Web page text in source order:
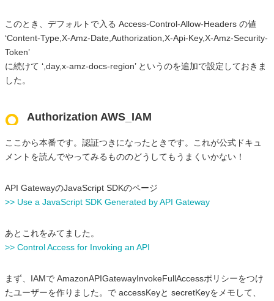
このとき、デフォルトで入る Access-Control-Allow-Headers の値
‘Content-Type,X-Amz-Date,Authorization,X-Api-Key,X-Amz-Security-
Token’
に続けて ‘,day,x-amz-docs-region’ というのを追加で設定しておきま
した。
Authorization AWS_IAM
ここから本番です。認証つきになったときです。これが公式ドキュ
メントを読んでやってみるもののどうしてもうまくいかない！
API GatewayのJavaScript SDKのページ
>> Use a JavaScript SDK Generated by API Gateway
あとこれをみてました。
>> Control Access for Invoking an API
まず、IAMで AmazonAPIGatewayInvokeFullAccessポリシーをつけ
たユーザーを作りました。で accessKeyと secretKeyをメモして、